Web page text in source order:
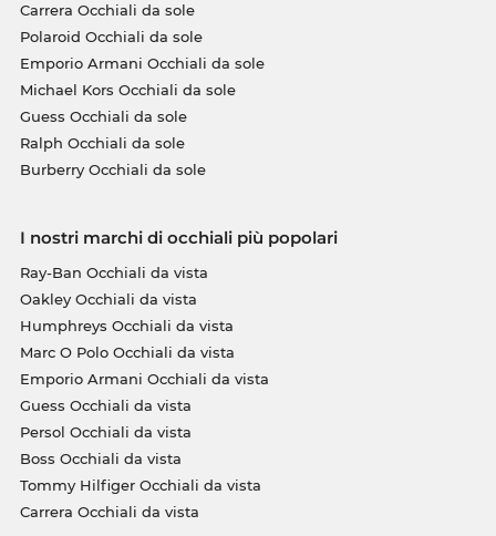
Carrera Occhiali da sole
Polaroid Occhiali da sole
Emporio Armani Occhiali da sole
Michael Kors Occhiali da sole
Guess Occhiali da sole
Ralph Occhiali da sole
Burberry Occhiali da sole
I nostri marchi di occhiali più popolari
Ray-Ban Occhiali da vista
Oakley Occhiali da vista
Humphreys Occhiali da vista
Marc O Polo Occhiali da vista
Emporio Armani Occhiali da vista
Guess Occhiali da vista
Persol Occhiali da vista
Boss Occhiali da vista
Tommy Hilfiger Occhiali da vista
Carrera Occhiali da vista